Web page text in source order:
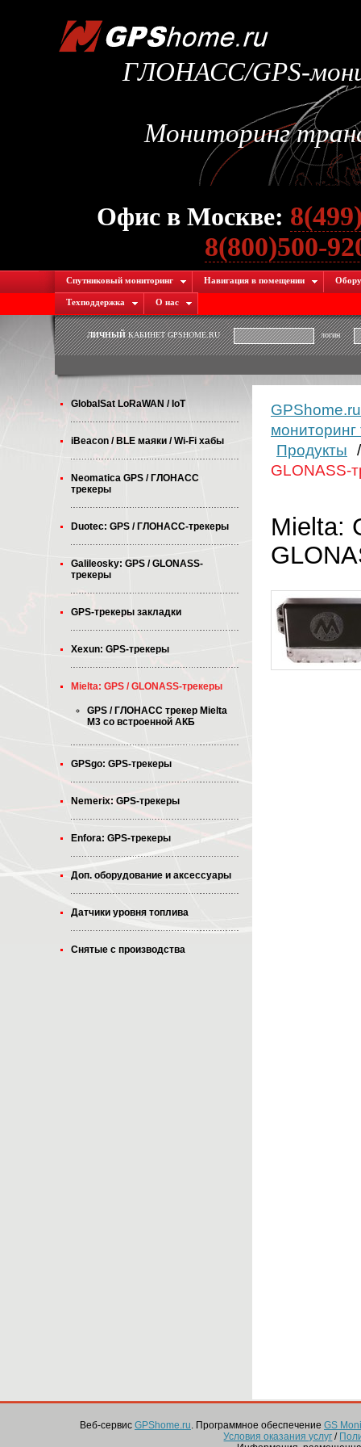
ГЛОНАСС/GPS-
Мониторинг
Офис в Москве:
8(800)500-
Спутниковый мониторинг Навигация в помещении
Техподдержка О нас
ЛИЧНЫЙКАБИНЕТ GPSHOME.RU логин
GlobalSat LoRaWAN / IoT
iBeacon / BLE маяки / Wi-Fi хабы
Neomatica GPS / ГЛОНАСС
трекеры
Duotec: GPS / ГЛОНАСС-трекеры
Galileosky: GPS / GLONASS-
трекеры
GPS-трекеры закладки
Xexun: GPS-трекеры
Mielta: GPS / GLONASS-трекеры
GPS / ГЛОНАСС трекер Mielta
M3 со встроенной АКБ
GPSgo: GPS-трекеры
Nemerix: GPS-трекеры
Enfora: GPS-трекеры
Доп. оборудование и аксессуары
Датчики уровня топлива
Снятые с производства
Продукты
GLONASS-
Mielta:
Веб-сервис GPShome.ru. Программное обеспечение GS
Условия оказания услуг /